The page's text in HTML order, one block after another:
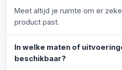
Meet altijd je ruimte om er
product past.
In welke maten of
beschikbaar?